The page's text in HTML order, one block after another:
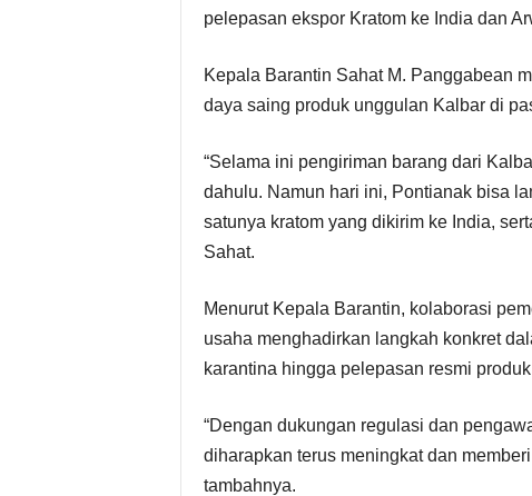
pelepasan ekspor Kratom ke India dan
Kepala Barantin Sahat M. Panggabean
daya saing produk unggulan Kalbar di
“Selama ini pengiriman barang dari
dahulu. Namun hari ini, Pontianak bisa
satunya kratom yang dikirim ke India,
Sahat.
Menurut Kepala Barantin, kolaborasi
usaha menghadirkan langkah konkret
karantina hingga pelepasan resmi
“Dengan dukungan regulasi dan
diharapkan terus meningkat dan
tambahnya.